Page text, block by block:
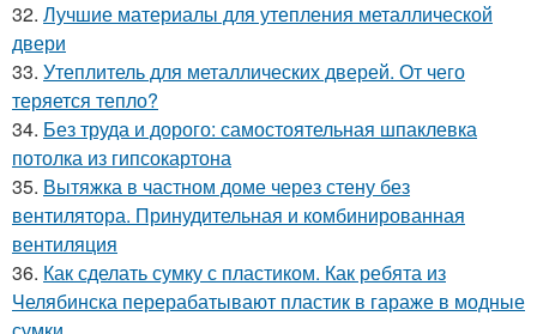
32. Лучшие материалы для утепления металлической
двери
33. Утеплитель для металлических дверей. От чего
теряется тепло?
34. Без труда и дорого: самостоятельная шпаклевка
потолка из гипсокартона
35. Вытяжка в частном доме через стену без
вентилятора. Принудительная и комбинированная
вентиляция
36. Как сделать сумку с пластиком. Как ребята из
Челябинска перерабатывают пластик в гараже в модные